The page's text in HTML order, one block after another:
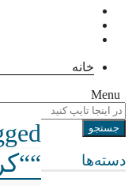
خانه
Menu
دسته‌ها